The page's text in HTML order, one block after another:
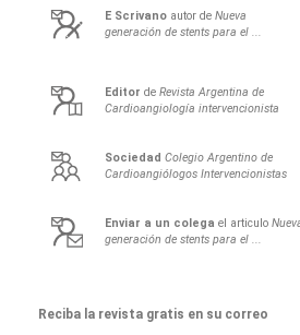
E Scrivano autor de Nueva
generación de stents para el ...
Editor de Revista Argentina de
Cardioangiología intervencionista
Sociedad Colegio Argentino de
Cardioangiólogos Intervencionistas
Enviar a un colega el articulo
generación de stents para el ...
Reciba la revista gratis en su correo